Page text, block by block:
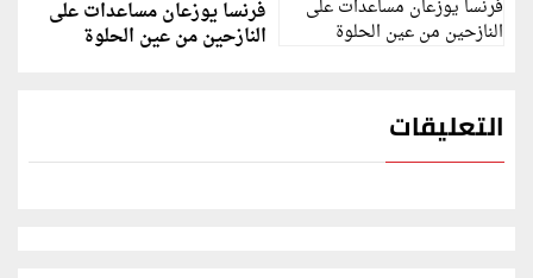
فرنسا يوزعان مساعدات على
النازحين من عين الحلوة
التعليقات